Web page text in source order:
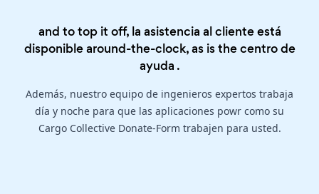
and to top it off, la asistencia al cliente está
disponible around-the-clock, as is thecentro de
ayuda .
Además, nuestro equipo de ingenieros expertos trabaja
día y noche para que las aplicaciones powr como su
Cargo Collective Donate-Form trabajen para usted.